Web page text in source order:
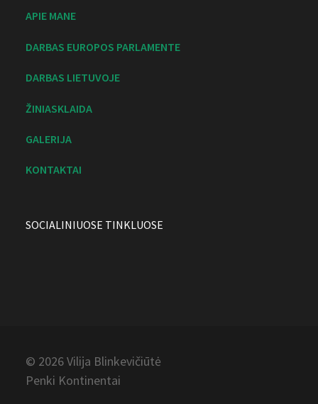
APIE MANE
DARBAS EUROPOS PARLAMENTE
DARBAS LIETUVOJE
ŽINIASKLAIDA
GALERIJA
KONTAKTAI
SOCIALINIUOSE TINKLUOSE
© 2026 Vilija Blinkevičiūtė
Penki Kontinentai